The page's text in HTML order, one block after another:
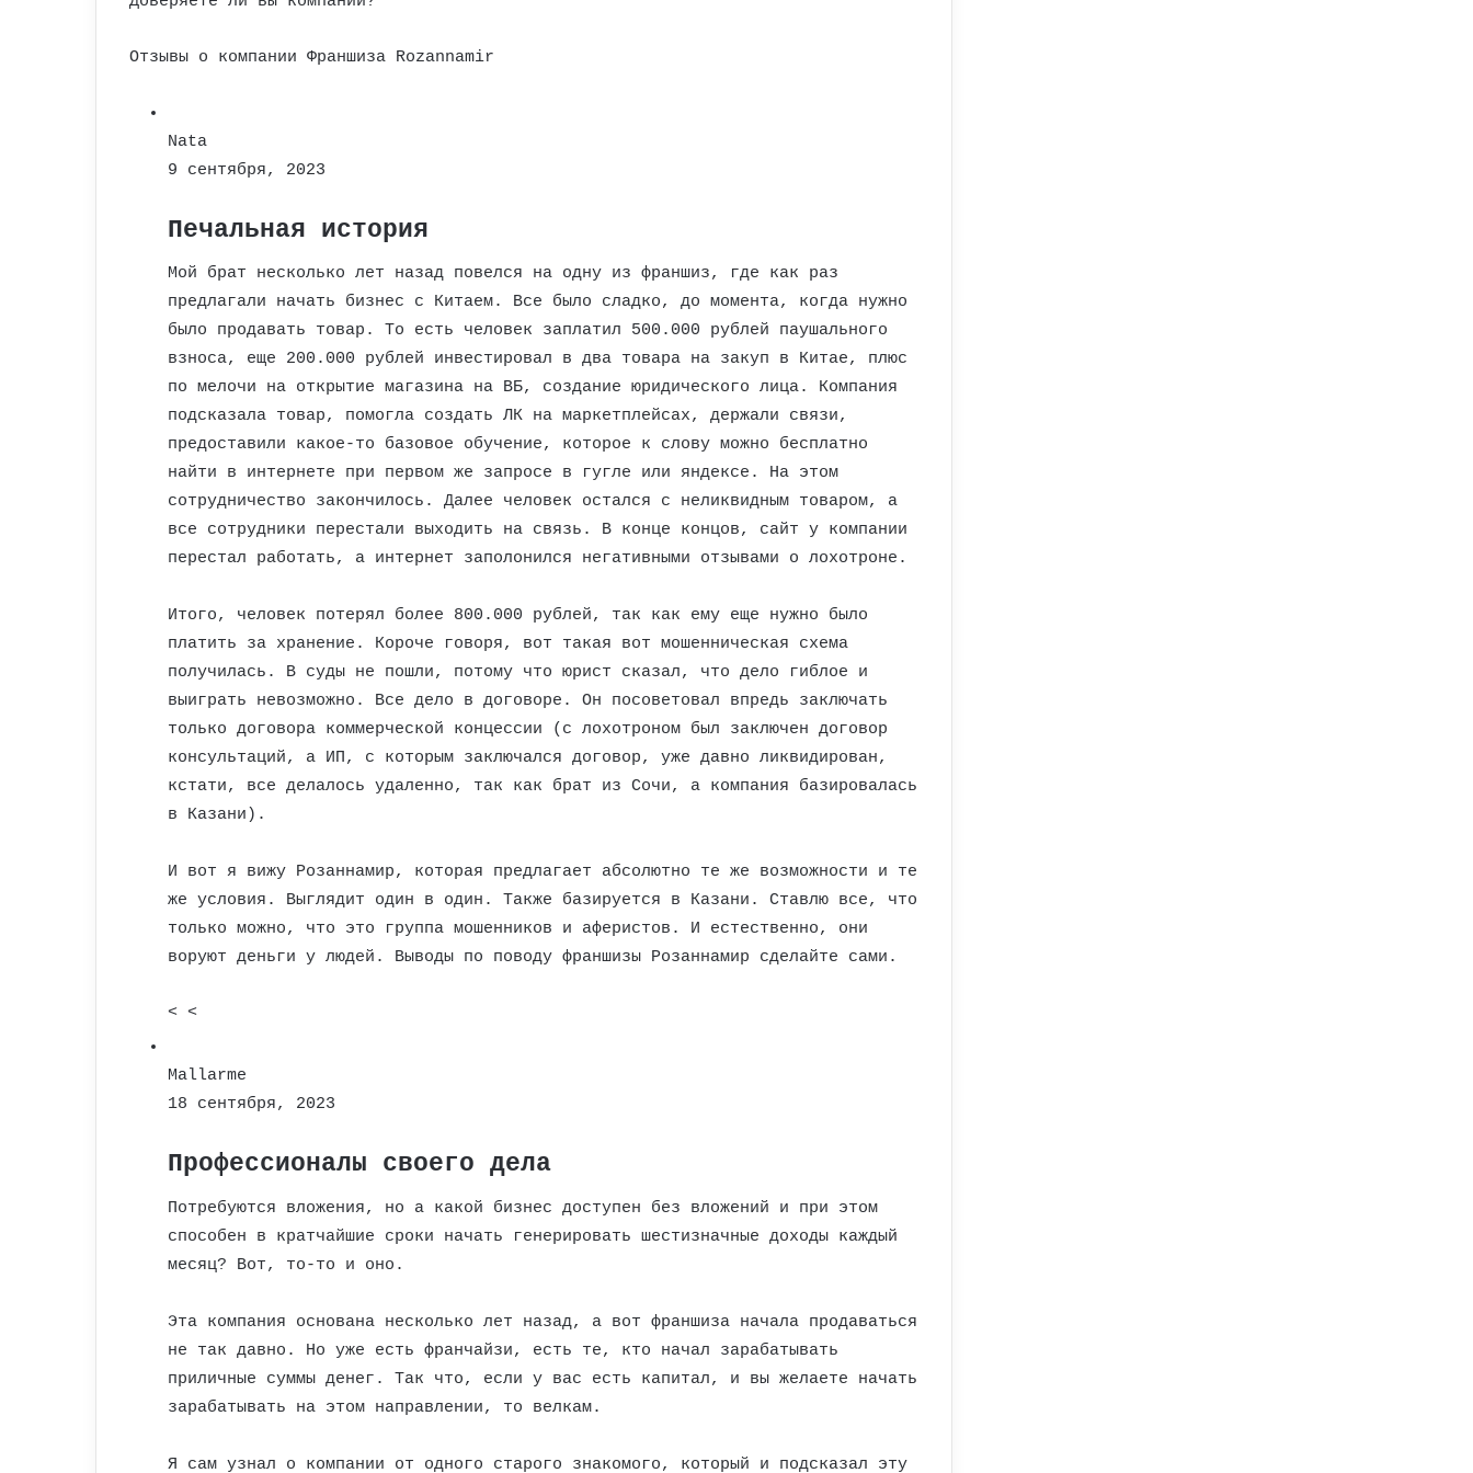
Отзывы о компании Франшиза Rozannamir
Nata
9 сентября, 2023
Печальная история
Мой брат несколько лет назад повелся на одну из франшиз, где как раз
предлагали начать бизнес с Китаем. Все было сладко, до момента, когда нужно
было продавать товар. То есть человек заплатил 500.000 рублей паушального
взноса, еще 200.000 рублей инвестировал в два товара на закуп в Китае, плюс
по мелочи на открытие магазина на ВБ, создание юридического лица. Компания
подсказала товар, помогла создать ЛК на маркетплейсах, держали связи,
предоставили какое-то базовое обучение, которое к слову можно бесплатно
найти в интернете при первом же запросе в гугле или яндексе. На этом
сотрудничество закончилось. Далее человек остался с неликвидным товаром, а
все сотрудники перестали выходить на связь. В конце концов, сайт у компании
перестал работать, а интернет заполонился негативными отзывами о лохотроне.
Итого, человек потерял более 800.000 рублей, так как ему еще нужно было
платить за хранение. Короче говоря, вот такая вот мошенническая схема
получилась. В суды не пошли, потому что юрист сказал, что дело гиблое и
выиграть невозможно. Все дело в договоре. Он посоветовал впредь заключать
только договора коммерческой концессии (с лохотроном был заключен договор
консультаций, а ИП, с которым заключался договор, уже давно ликвидирован,
кстати, все делалось удаленно, так как брат из Сочи, а компания базировалась
в Казани).
И вот я вижу Розаннамир, которая предлагает абсолютно те же возможности и те
же условия. Выглядит один в один. Также базируется в Казани. Ставлю все, что
только можно, что это группа мошенников и аферистов. И естественно, они
воруют деньги у людей. Выводы по поводу франшизы Розаннамир сделайте сами.
< <
Mallarme
18 сентября, 2023
Профессионалы своего дела
Потребуются вложения, но а какой бизнес доступен без вложений и при этом
способен в кратчайшие сроки начать генерировать шестизначные доходы каждый
месяц? Вот, то-то и оно.
Эта компания основана несколько лет назад, а вот франшиза начала продаваться
не так давно. Но уже есть франчайзи, есть те, кто начал зарабатывать
приличные суммы денег. Так что, если у вас есть капитал, и вы желаете начать
зарабатывать на этом направлении, то велкам.
Я сам узнал о компании от одного старого знакомого, который и подсказал эту